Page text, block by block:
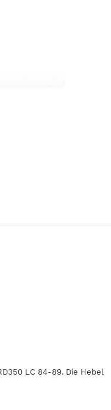
LC 84-89. Die Hebel